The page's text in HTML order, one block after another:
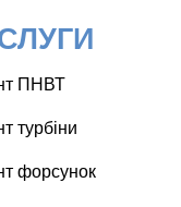
ПНВТ
турбіни
форсунок